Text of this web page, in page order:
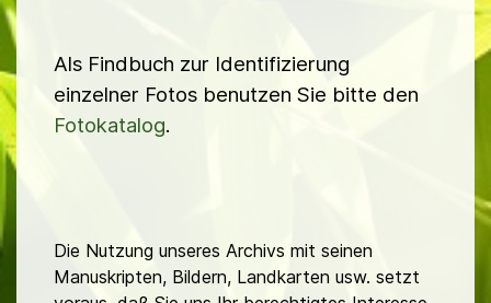
Als Findbuch zur Identifizierung
einzelner Fotos benutzen Sie bitte den
Fotokatalog.
Die Nutzung unseres Archivs mit seinen
Manuskripten, Bildern, Landkarten usw. setzt